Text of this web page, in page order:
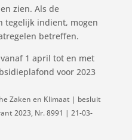
zien. Als de
tegelijk indient, mogen
betreffen.
1 april tot en met
voor 2023
Zaken en Klimaat | besluit
2023, Nr. 8991 | 21-03-